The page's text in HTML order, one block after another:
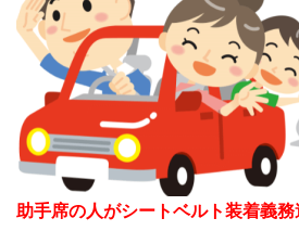
助手席の人がシートベルト装着義